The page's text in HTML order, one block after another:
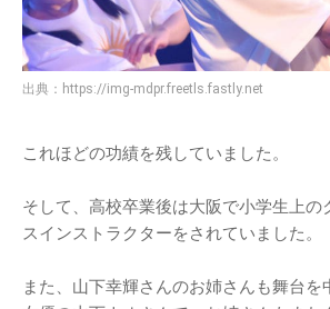
出典： https://img-mdpr.freetls.fastly.net
これほどの功績を残していました。
そして、高校卒業後は大阪で小学生上の
スインストラクターをされていました。
また、山下幸輝さんのお姉さんも舞台を